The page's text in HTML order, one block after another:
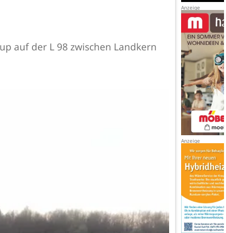
auf der L 98 zwischen Landkern